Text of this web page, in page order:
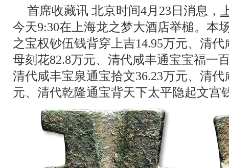
首席收藏讯 北京时间4月23日消息，
今天9:30在上海龙之梦大酒店举槌。本
之宝权钞伍钱背穿上吉14.95万元、清
母刻花82.8万元、清代咸丰通宝宝福一
清代咸丰宝泉通宝拾文36.23万元、清
元、清代乾隆通宝背天下太平隐起文宫